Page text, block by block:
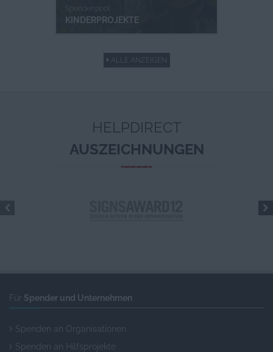
KINDERPROJEKTE
ALLE ANZEIGEN
HELPDIRECT
AUSZEICHNUNGEN
Für Spender und Unternehmen
Spenden an Organisationen
Spenden an Hilfsprojekte